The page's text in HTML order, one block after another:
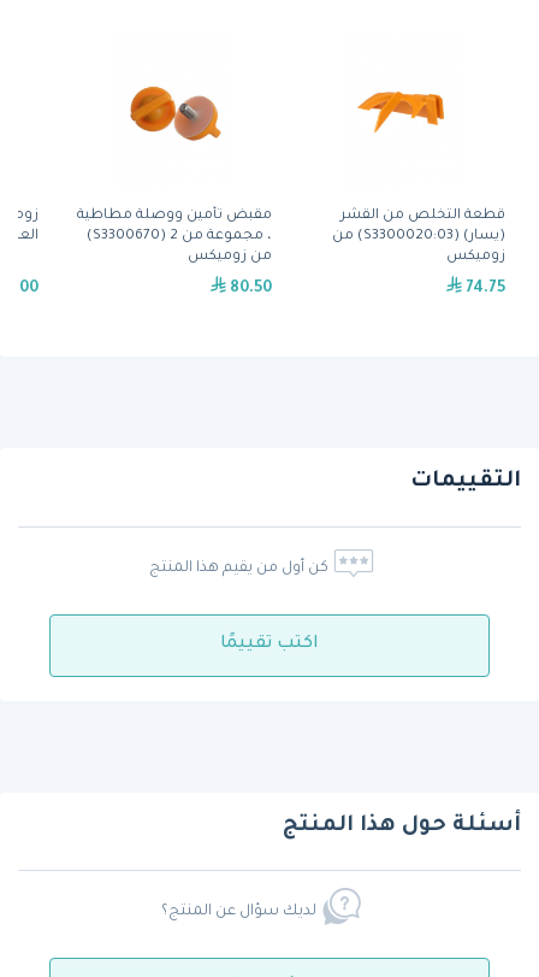
قطعة التخلص من القشر
(يسار) (S3300020:03) من
زوميكس
74.75
مقبض تأمين ووصلة مطاطية
، مجموعة من 2 (S3300670)
من زوميكس
80.50
التقييمات
كن أول من يقيم هذا المنتج
اكتب تقييمًا
أسئلة حول هذا المنتج
لديك سؤال عن المنتج؟